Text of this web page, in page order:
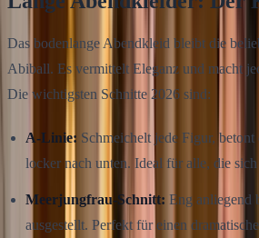
Das bodenlange Abendkleid bleibt die
Abiball. Es vermittelt Eleganz und macht
Die wichtigsten Schnitte 2026 sind:
A-Linie: Schmeichelt jede Figur,
locker nach unten. Ideal für alle, die
Meerjungfrau-Schnitt: Eng anliegend
ausgestellt. Perfekt für einen